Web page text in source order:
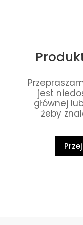
jest
głównej
żeby